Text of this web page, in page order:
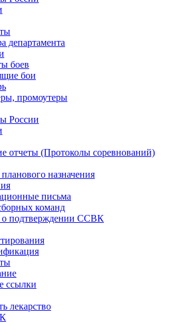
департамента
боев
бои
промоутеры
России
отчеты (Протоколы соревнований)
назначения
письма
команд
подтверждении ССВК
ссылки
лекарство